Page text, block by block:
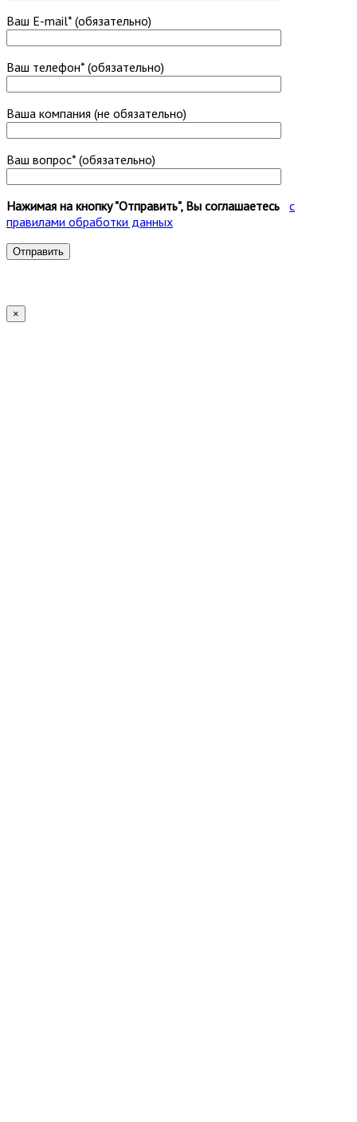
Ваш E-mail* (обязательно)
Ваш телефон* (обязательно)
Ваша компания (не обязательно)
Ваш вопрос* (обязательно)
Нажимая на кнопку "Отправить", Вы соглашаетесь с
правилами обработки данных
×